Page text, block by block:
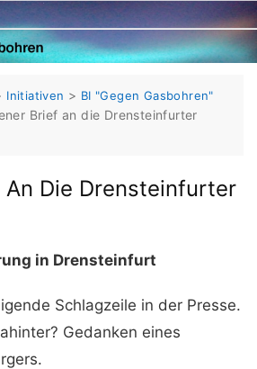
Initiativen > BI "Gegen Gasbohren"
Brief an die Drensteinfurter
Die Drensteinfurter
in Drensteinfurt
Schlagzeile in der Presse.
Gedanken eines